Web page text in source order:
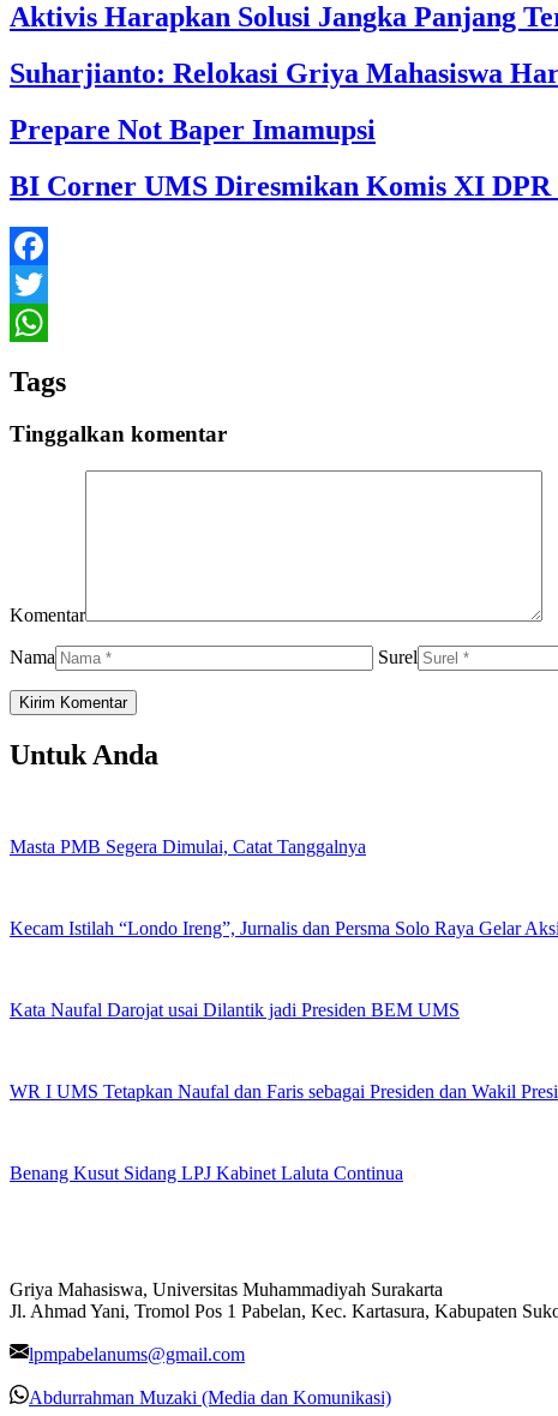
Aktivis Harapkan Solusi Jangka Panjang
Suharjianto: Relokasi Griya Mahasiswa
Prepare Not Baper Imamupsi
BI Corner UMS Diresmikan Komis XI
Facebook
Twitter
Tags
Tinggalkan komentar
Komentar
Nama Surel
Untuk Anda
Masta PMB Segera Dimulai, Catat Tanggalnya
Kecam Istilah “Londo Ireng”, Jurnalis dan Persma Solo Raya Gelar
Kata Naufal Darojat usai Dilantik jadi Presiden BEM UMS
WR I UMS Tetapkan Naufal dan Faris sebagai Presiden dan Wakil
Benang Kusut Sidang LPJ Kabinet Laluta Continua
Griya Mahasiswa, Universitas Muhammadiyah Surakarta
Jl. Ahmad Yani, Tromol Pos 1 Pabelan, Kec. Kartasura, Kabupaten
lpmpabelanums@gmail.com
Abdurrahman Muzaki (Media dan Komunikasi)